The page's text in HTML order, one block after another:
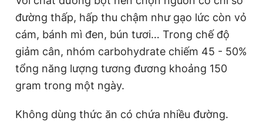
Phó tổng biên tập thường trực: Hải Thành
Phó tổng biên tập: Lâm Hiếu Dũng
Phó tổng biên tập: Trần Việt Hưng
Tổng thư ký tòa soạn: Đức Trung
Giấy phép xuất bản số 110/GP - BTTTT cấp ngày 24.3.2020
© 2003-2026 Bản quyền thuộc về Báo Thanh Niên. Cấm sao
chép dưới mọi hình thức nếu không có sự chấp thuận bằng văn
bản. Phát triển bởi ePi Technologies, JSC.
đường thấp, hấp thu chậm như gạo lức còn vỏ
cám, bánh mì đen, bún tươi… Trong chế độ
giảm cân, nhóm carbohydrate chiếm 45 - 50%
tổng năng lượng tương đương khoảng 150
gram trong một ngày.
Không dùng thức ăn có chứa nhiều đường.